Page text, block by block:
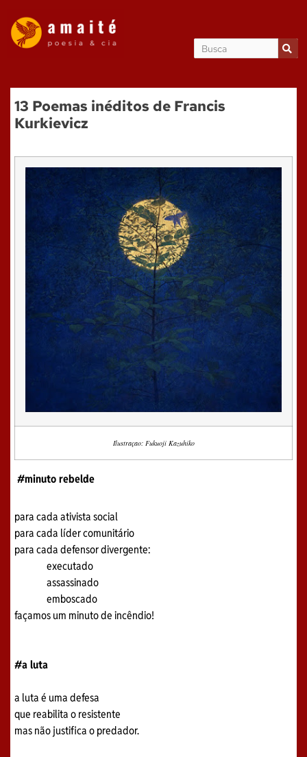
13 Poemas inéditos de Francis
Kurkievicz
Ilustraçao: Fukuoji Kazuhiko
#minuto rebelde
para cada ativista social
para cada líder comunitário
para cada defensor divergente:
executado
assassinado
emboscado
façamos um minuto de incêndio!
#a luta
a luta é uma defesa
que reabilita o resistente
mas não justifica o predador.